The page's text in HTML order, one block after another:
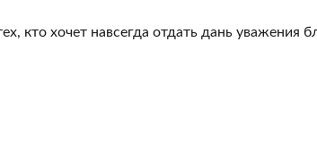
кто хочет навсегда отдать дань уважения